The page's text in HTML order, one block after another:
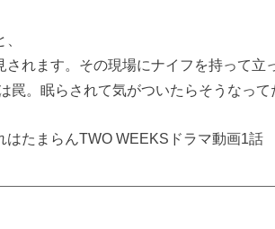
されます。その現場にナイフを持って立
罠。眠らされて気がついたらそうなって
はたまらんTWO WEEKSドラマ動画1話